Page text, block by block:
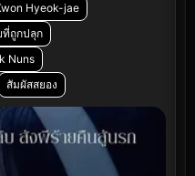
Hyeok-jae
ที่ถูกปลุก
Nuns
สัมผัสสยอง